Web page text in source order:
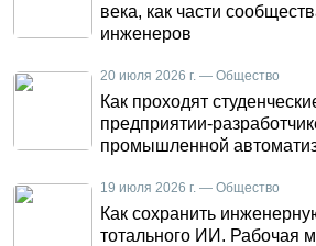
века, как части
инженеров
20 июля 2026 г. — Общество
Как проходят
предприятии-
промышленной
19 июля 2026 г. — Общество
Как сохранить
тотального ИИ. Рабочая